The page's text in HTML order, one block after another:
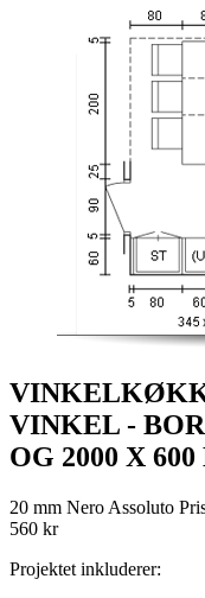
VINKEL -
OG 2000 X
20 mm Nero Assoluto
560 kr
Projektet inkluderer: